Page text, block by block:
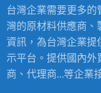
台灣企業需要更多
灣的原材料供應商
資訊，為台灣企業提
示平台。提供國內外
商、代理商…等企業